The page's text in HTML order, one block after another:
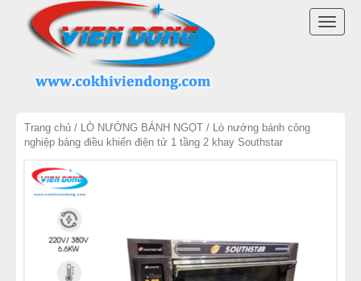
Trang chủ / LÒ NƯỚNG BÁNH NGỌT / Lò nướng bánh công
nghiệp bảng điều khiển điện tử 1 tầng 2 khay Southstar
DANH MỤC SẢN PHẨM
MÁY TRỘN BỘT
MÁY SE BỘT
MÁY CÁN BỘT
TỦ Ủ BỘT
LÒ NƯỚNG BÁNH MÌ ĐỐI LƯU